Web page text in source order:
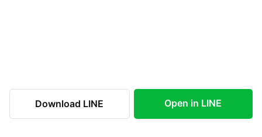
Download LINE Open in LINE